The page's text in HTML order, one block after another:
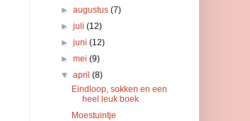
►augustus(7)
►juli(12)
►juni(12)
►mei(9)
▼april(8)
Eindloop, sokken en een
heel leuk boek
Moestuintje